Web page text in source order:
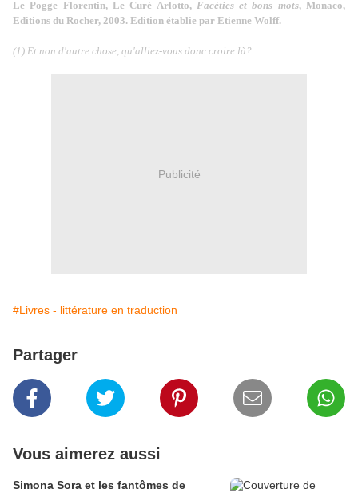
Le Pogge Florentin, Le Curé Arlotto, Facéties et bons mots, Monaco,
Editions du Rocher, 2003. Edition établie par Etienne Wolff.
(1) Et non d'autre chose, qu'alliez-vous donc croire là?
Publicité
#Livres - littérature en traduction
Partager
Vous aimerez aussi
Simona Sora et les fantômes de